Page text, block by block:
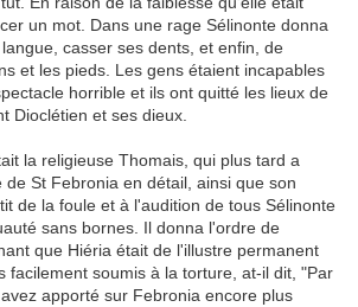
un mot. Dans une rage Sélinonte donna
casser ses dents, et enfin, de
et les pieds. Les gens étaient incapables
horrible et ils ont quitté les lieux de
Dioclétien et ses dieux.
la religieuse Thomais, qui plus tard a
St Febronia en détail, ainsi que son
de la foule et à l'audition de tous Sélinonte
sans bornes. Il donna l'ordre de
que Hiéria était de l'illustre permanent
facilement soumis à la torture, at-il dit, "Par
apporté sur Febronia encore plus